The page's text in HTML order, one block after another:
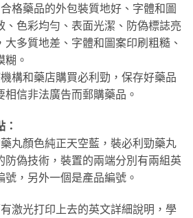
格藥品的外包裝質地好、字體和圖
、色彩均勻、表面光潔、防偽標誌亮
多質地差、字體和圖案印刷粗糙、
糊。
構和藥店購買必利勁，保存好藥品
信非法廣告而郵購藥品。
丸顏色純正天空藍，裝必利勁藥丸
防偽技術，裝置的兩端分別有兩組英
，另外一個是產品編號。
激光打印上去的英文詳細說明，學